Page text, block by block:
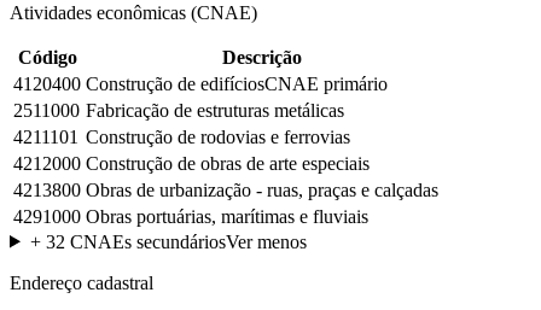
Atividades econômicas (CNAE)
Código
Descrição
4120400 Construção de edifíciosCNAE primário
2511000 Fabricação de estruturas metálicas
4211101 Construção de rodovias e ferrovias
4212000 Construção de obras de arte especiais
4213800 Obras de urbanização - ruas, praças e calçadas
4291000 Obras portuárias, marítimas e fluviais
+ 32 CNAEs secundáriosVer menos
Endereço cadastral